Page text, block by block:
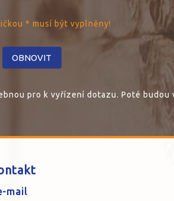
* musí být vyplněny!
pro k vyřízení dotazu. Poté budou
mail